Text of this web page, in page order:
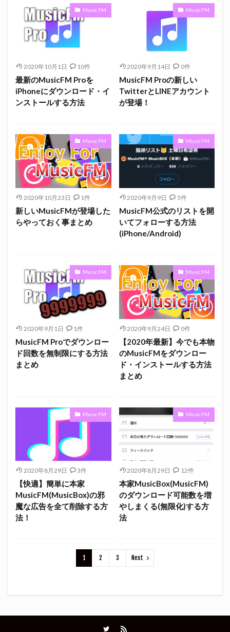
Music FM
2020年10月1日 10件
最新のMusicFM Proを
iPhoneにダウンロード・イ
ンストールする方法
Music FM
2020年9月14日 0件
MusicFM Proの新しい
TwitterとLINEアカウント
が登場！
Music FM
2020年10月23日 1件
新しいMusicFMが登場した
らやっておく事まとめ
Music FM
2020年9月9日 5件
MusicFM公式のリストを開
いてフォローする方法
(iPhone/Android)
Music FM
2020年9月1日 1件
MusicFM Proでダウンロー
ド回数を無制限にする方法
まとめ
Music FM
2020年9月24日 0件
【2020年最新】今でも本物
のMusicFMをダウンロー
ド・インストールする方法
まとめ
Music FM
2020年8月29日 3件
【快適】簡単に本家
MusicFM(MusicBox)の邪
魔な広告を全て削除する方
法！
Music FM
2020年8月29日 12件
本家MusicBox(MusicFM)
のダウンロード可能数を増
やしまくる(無限化)する方
法
1 2 3 Next